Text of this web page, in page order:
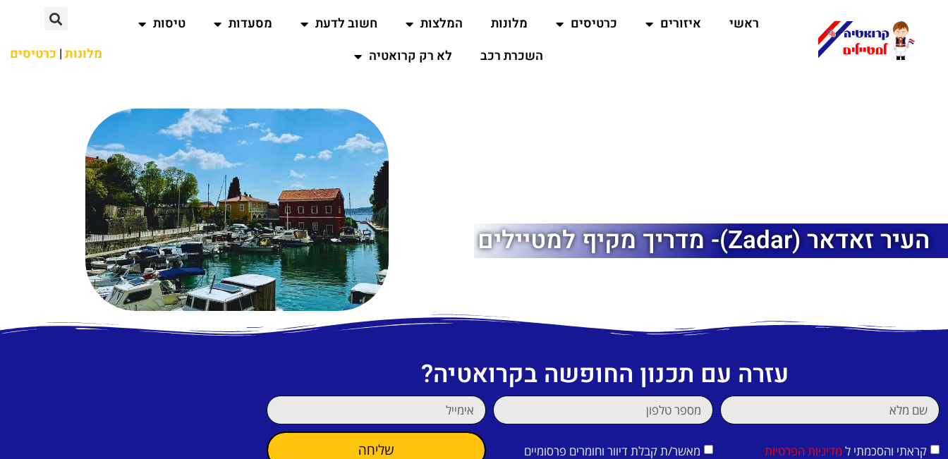
ראשי איזורים כרטיסים מלונות המלצות חשוב לדעת מסעדות
טיסות
השכרת רכב
לא רק קרואטיה מלונות| כרטיסים
העיר זאדאר (Zadar)- מדריך מקיף למטיילים
עזרה עם תכנון החופשה בקרואטיה?
קראתי והסכמתי ל מדיניות הפרטיות מאשר/ת קבלת דיוור וחומרים פרסומיים שליחה